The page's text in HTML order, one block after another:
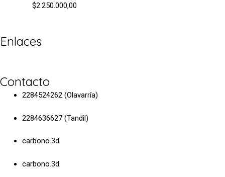
$2.250.000,00
Enlaces
Contacto
2284524262 (Olavarría)
2284636627 (Tandil)
carbono.3d
carbono.3d